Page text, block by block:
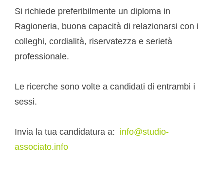
Si richiede preferibilmente un diploma in
Ragioneria, buona capacità di relazionarsi con i
colleghi, cordialità, riservatezza e serietà
professionale.
Le ricerche sono volte a candidati di entrambi i
sessi.
Invia la tua candidatura a: info@studio-
associato.info